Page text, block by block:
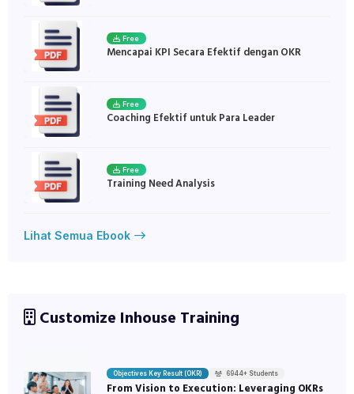
Free
Mencapai KPI Secara Efektif dengan OKR
Free
Coaching Efektif untuk Para Leader
Free
Training Need Analysis
Lihat Semua Ebook
Customize Inhouse Training
Objectives Key Result (OKR) 6944+ Students
From Vision to Execution: Leveraging OKRs